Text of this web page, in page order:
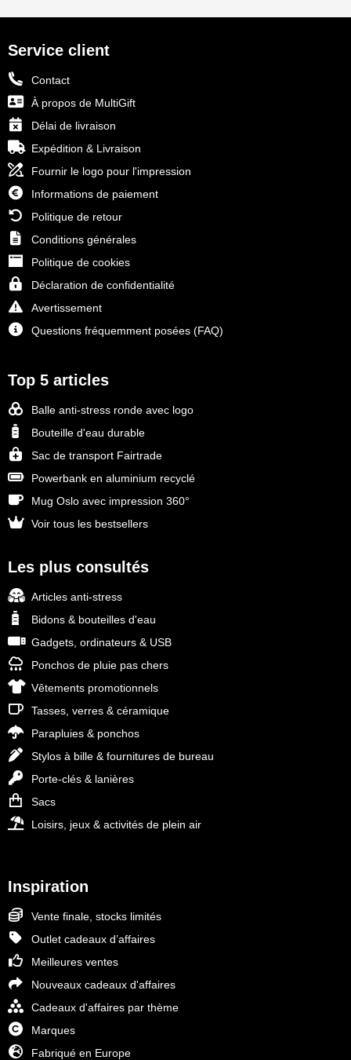
Service client
Contact
À propos de MultiGift
Délai de livraison
Expédition & Livraison
Fournir le logo pour l'impression
Informations de paiement
Politique de retour
Conditions générales
Politique de cookies
Déclaration de confidentialité
Avertissement
Questions fréquemment posées (FAQ)
Top 5 articles
Balle anti-stress ronde avec logo
Bouteille d'eau durable
Sac de transport Fairtrade
Powerbank en aluminium recyclé
Mug Oslo avec impression 360°
Voir tous les bestsellers
Les plus consultés
Articles anti-stress
Bidons & bouteilles d'eau
Gadgets, ordinateurs & USB
Ponchos de pluie pas chers
Vêtements promotionnels
Tasses, verres & céramique
Parapluies & ponchos
Stylos à bille & fournitures de bureau
Porte-clés & lanières
Sacs
Loisirs, jeux & activités de plein air
Inspiration
Vente finale, stocks limités
Outlet cadeaux d’affaires
Meilleures ventes
Nouveaux cadeaux d'affaires
Cadeaux d'affaires par thème
Marques
Fabriqué en Europe